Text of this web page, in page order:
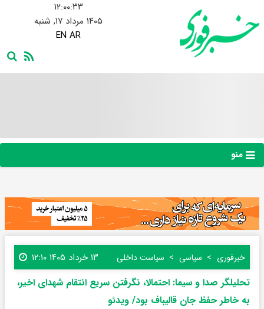
۱۲:۰۰:۳۴
۱۴۰۵ مرداد ۱۷, شنبه
EN AR
منو
خبرفوری سیاسی سیاست داخلی ۱۳ خرداد ۱۴۰۵ ۱۲:۱۰
تحلیلگر صدا و سیما: احتمالا، نگرفتن سریع انتقام شهدای اخیر،
به‌ خاطر حفظ جان قالیباف بود/ ویدئو